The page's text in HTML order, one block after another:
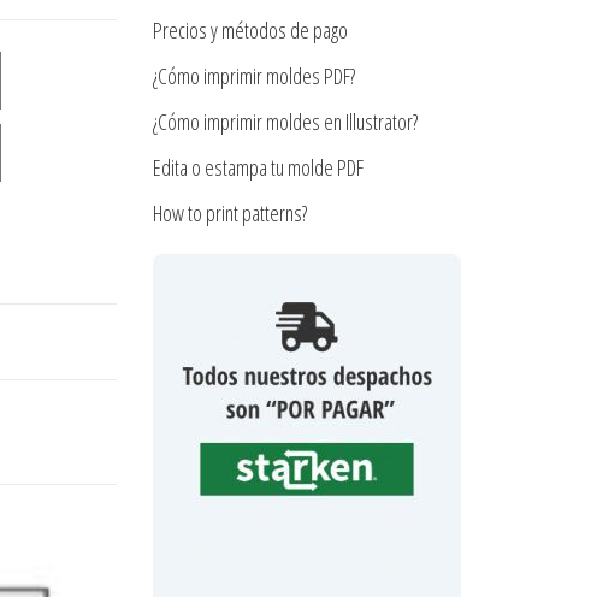
Precios y métodos de pago
¿Cómo imprimir moldes PDF?
¿Cómo imprimir moldes en Illustrator?
Edita o estampa tu molde PDF
How to print patterns?